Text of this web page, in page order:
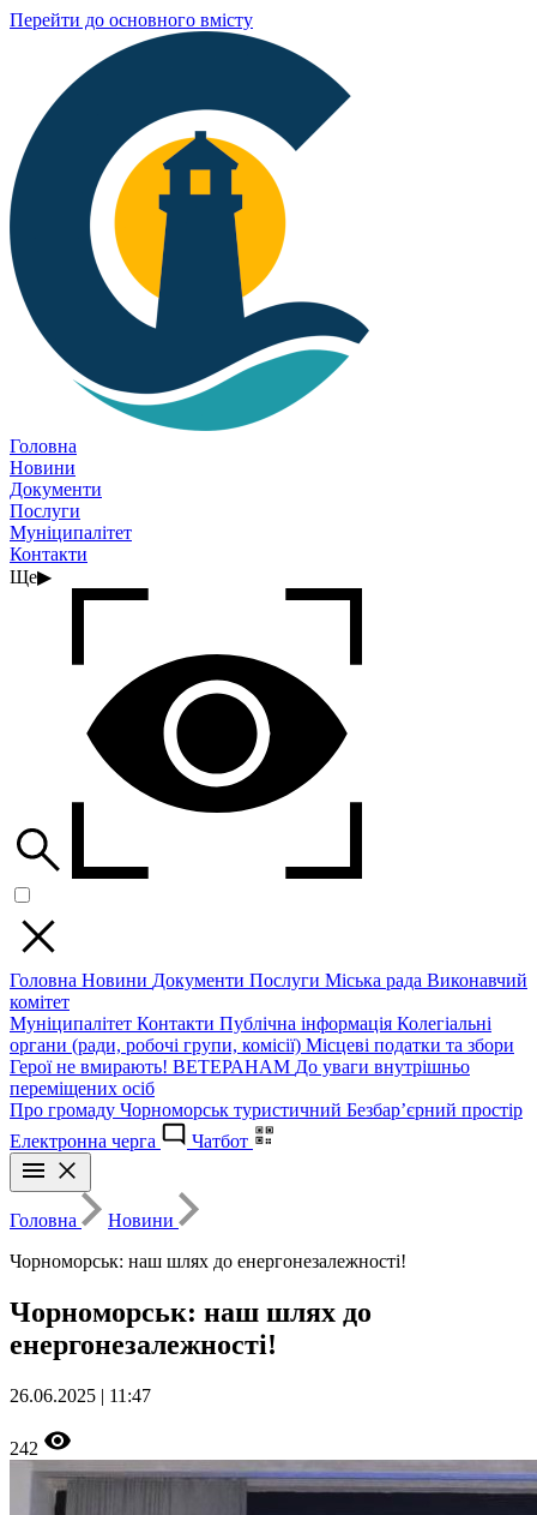
Перейти до основного вмісту
Головна
Новини
Документи
Послуги
Муніципалітет
Контакти
Ще▶
Головна Новини Документи Послуги Міська рада Виконавчий
комітет
Муніципалітет Контакти Публічна інформація Колегіальні
органи (ради, робочі групи, комісії) Місцеві податки та збори
Герої не вмирають! ВЕТЕРАНАМ До уваги внутрішньо
переміщених осіб
Про громаду Чорноморськ туристичний Безбар’єрний простір
Електронна черга
Чатбот
Головна
Новини
Чорноморськ: наш шлях до енергонезалежності!
Чорноморськ: наш шлях до
енергонезалежності!
26.06.2025 | 11:47
242